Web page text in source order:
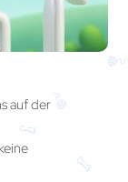
auf der